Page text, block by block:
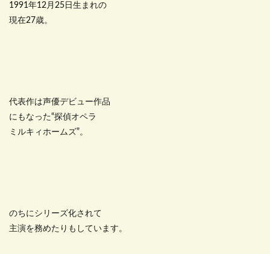
1991年12月25日生まれの
現在27歳。
代表作は声優デビュー作品
にもなった“探偵オペラ
ミルキィホームズ”。
のちにシリーズ化されて
主演を務めたりもしています。